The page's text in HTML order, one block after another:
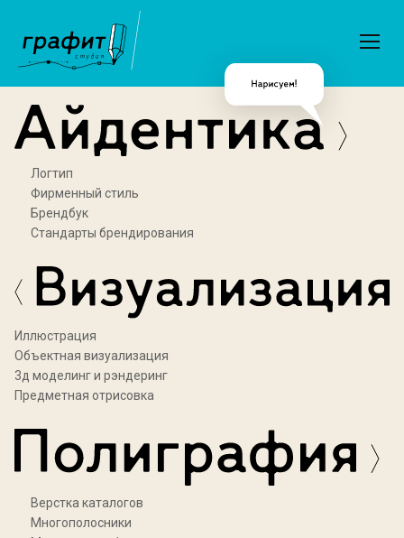
Логтип
Фирменный стиль
Брендбук
Стандарты брендирования
Иллюстрация
Объектная визуализация
3д моделинг и рэндеринг
Предметная отрисовка
Верстка каталогов
Многополосники